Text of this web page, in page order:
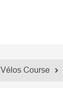
Vélos Course